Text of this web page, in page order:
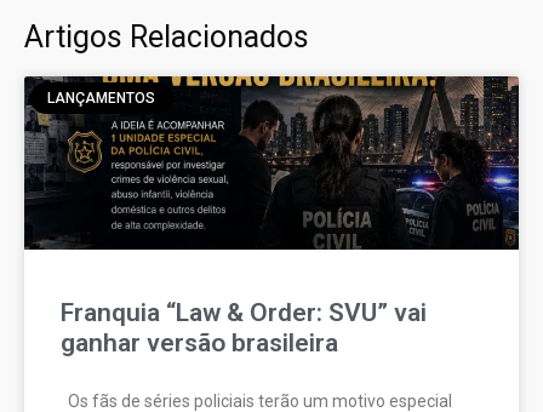
Artigos Relacionados
LANÇAMENTOS
Franquia “Law & Order: SVU” vai
ganhar versão brasileira
Os fãs de séries policiais terão um motivo especial